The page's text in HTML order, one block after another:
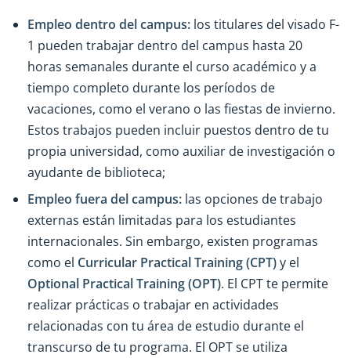
Empleo dentro del campus: los titulares del visado F-
1 pueden trabajar dentro del campus hasta 20
horas semanales durante el curso académico y a
tiempo completo durante los períodos de
vacaciones, como el verano o las fiestas de invierno.
Estos trabajos pueden incluir puestos dentro de tu
propia universidad, como auxiliar de investigación o
ayudante de biblioteca;
Empleo fuera del campus: las opciones de trabajo
externas están limitadas para los estudiantes
internacionales. Sin embargo, existen programas
como el Curricular Practical Training (CPT)y el
Optional Practical Training (OPT). El CPT te permite
realizar prácticas o trabajar en actividades
relacionadas con tu área de estudio durante el
transcurso de tu programa. El OPT se utiliza